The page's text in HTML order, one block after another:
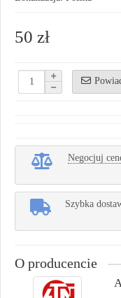
50 zł
Negocjuj
Szybka
O producencie